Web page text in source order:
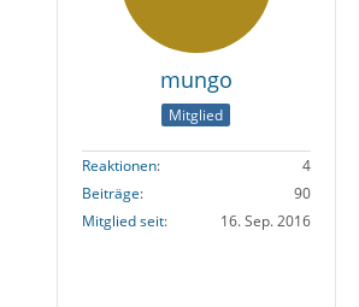
mungo
Mitglied
Reaktionen
4
Beiträge
90
Mitglied seit
16. Sep. 2016